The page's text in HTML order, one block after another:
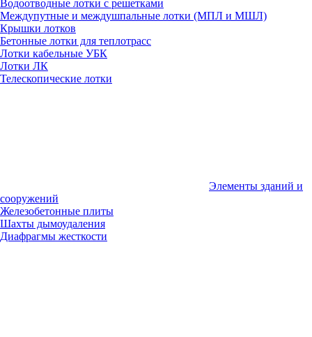
Водоотводные лотки с решетками
Междупутные и междушпальные лотки (МПЛ и МШЛ)
Крышки лотков
Бетонные лотки для теплотрасс
Лотки кабельные УБК
Лотки ЛК
Телескопические лотки
Элементы зданий и
сооружений
Железобетонные плиты
Шахты дымоудаления
Диафрагмы жесткости